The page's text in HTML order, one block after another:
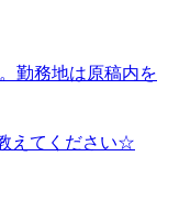
勤務地は原稿内を
えてください☆